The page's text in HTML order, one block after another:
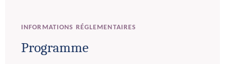
INFORMATIONS RÉGLEMENTAIRES
Programme